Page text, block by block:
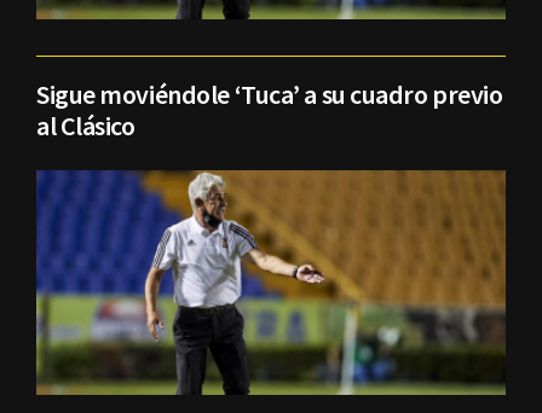
Sigue moviéndole ‘Tuca’ a su cuadro previo
al Clásico